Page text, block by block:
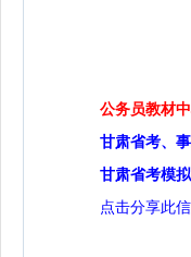
公务员教材
甘肃省考、
甘肃省考模
点击分享此信